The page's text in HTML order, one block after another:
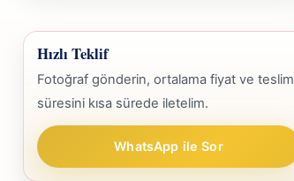
Hızlı Teklif
Fotoğraf gönderin, ortalama fiyat ve teslim
süresini kısa sürede iletelim.
WhatsApp ile Sor